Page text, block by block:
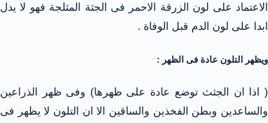
الاعتماد على لون الزرقة الاحمر فى الجثة المثلجة فهو لا يدل
ابدا على لون الدم قبل الوفاة .
ويظهر التلون عادة فى الظهر :
( اذا ان الجثث توضع عادة على ظهرها) وفى ظهر الذراعين
والساعدين وبطن الفخذين والساقين الا ان التلون لا يظهر فى